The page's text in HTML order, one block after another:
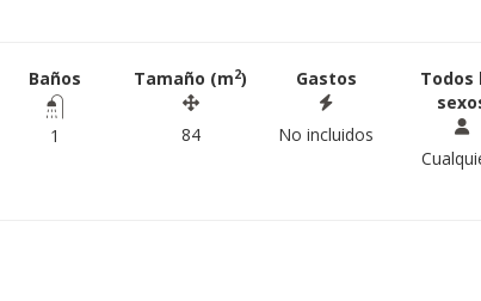
Baños
1
Tamaño (m2)
84
Gastos
No incluidos
Todos